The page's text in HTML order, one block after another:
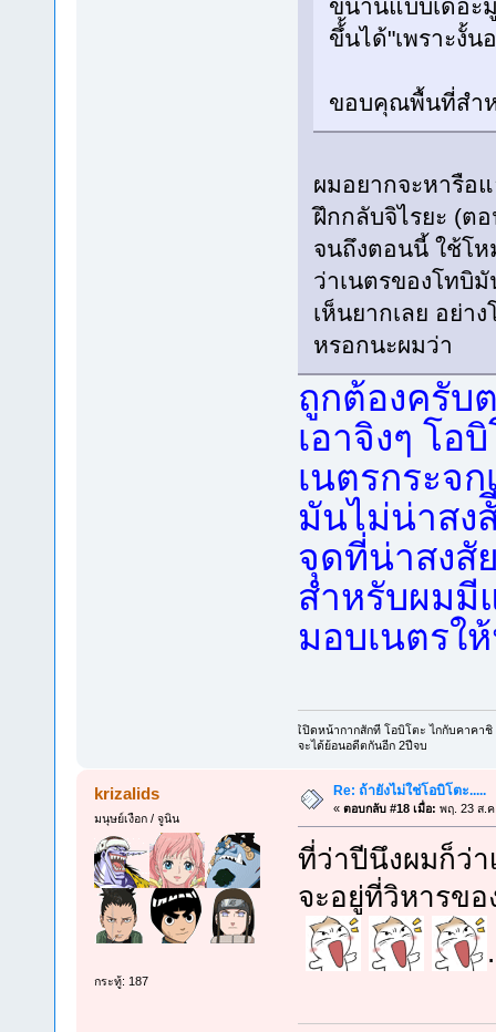
ขนานแบบเดอะ
ขึ้้นได้"เพราะงั้น
ขอบคุณพื้นที่สำ
ผมอยากจะหารือ
ฝึกกลับจิไรยะ (ต
จนถึงตอนนี้ ใช้โห
ว่าเนตรของโทบิ
เห็นยากเลย อย่า
หรอกนะผมว่า
ถูกต้องครับ
เอาจิงๆ โอ
เนตรกระจ
มันไม่น่าสง
จุดที่น่าสงสั
สำหรับผมมี
มอบเนตรใ
เิปิดหน้ากากสักที โอบิโตะ ไกกับคาคา
จะได้ย้อนอดีตกันอีก 2ปีจบ
krizalids
มนุษย์เงือก / จูนิน
กระทู้: 187
Re: ถ้ายังไม่ใช่โอบิโตะ.....
« ตอบกลับ #18 เมื่อ: พฤ. 23 ส.ค
ที่ว่าปีนึงผมก็ว่า
จะอยู่ที่วิหารขอ